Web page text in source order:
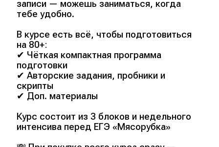
записи — можешь заниматься, когда
тебе удобно.
В курсе есть всё, чтобы подготовиться
на 80+:
✔ Чёткая компактная программа
подготовки
✔ Авторские задания, пробники и
скрипты
✔ Доп. материалы
Курс состоит из 3 блоков и недельного
интенсива перед ЕГЭ «Мясорубка»